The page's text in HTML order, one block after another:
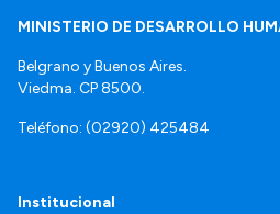
MINISTERIO DE DESARROLLO
Belgrano y Buenos Aires.
Viedma. CP 8500.
Teléfono: (02920) 425484
Institucional